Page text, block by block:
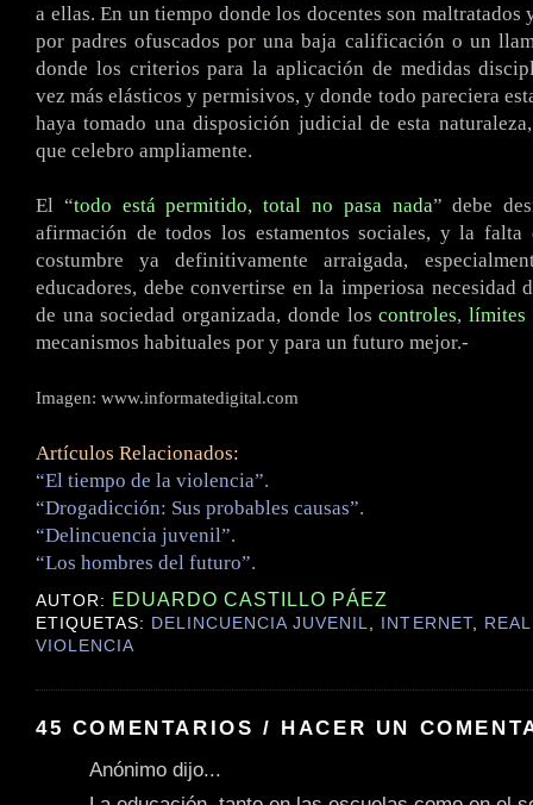
a ellas. En un tiempo donde los docentes son maltratados
por padres ofuscados por una baja calificación o un
donde los criterios para la aplicación de medidas
vez más elásticos y permisivos, y donde todo pareciera
haya tomado una disposición judicial de esta
que celebro ampliamente.
El “todo está permitido, total no pasa nada” debe
afirmación de todos los estamentos sociales, y la falta
costumbre ya definitivamente arraigada,
educadores, debe convertirse en la imperiosa necesidad
de una sociedad organizada, donde loscontroles, límites
mecanismos habituales por y para un futuro mejor.-
Imagen: www.informatedigital.com
Artículos Relacionados:
“El tiempo de la violencia”.
“Drogadicción: Sus probables causas”.
“Delincuencia juvenil”.
“Los hombres del futuro”.
AUTOR: EDUARDO CASTILLO PÁEZ
ETIQUETAS: DELINCUENCIA JUVENIL, INTERNET,
VIOLENCIA
45 COMENTARIOS / HACER UN
Anónimo dijo...